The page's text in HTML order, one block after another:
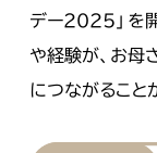
デー2025」を
や経験が、お母
につながること